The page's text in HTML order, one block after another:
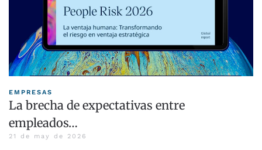
EMPRESAS
La brecha de expectativas entre
empleados…
21 de may de 2026